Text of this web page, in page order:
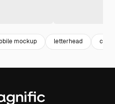
mockup letterhead